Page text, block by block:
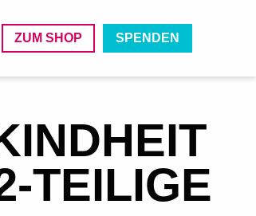
ZUM SHOP SPENDEN
TEILIGE